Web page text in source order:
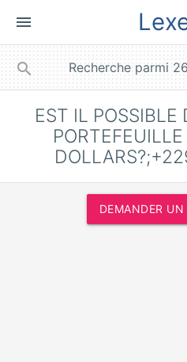
menu
search
EST IL POSSIBLE
DEMANDER